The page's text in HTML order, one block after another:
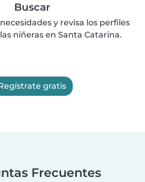
Buscar
y revisa los perfiles
niñeras en Santa Catarina.
gratis
Frecuentes